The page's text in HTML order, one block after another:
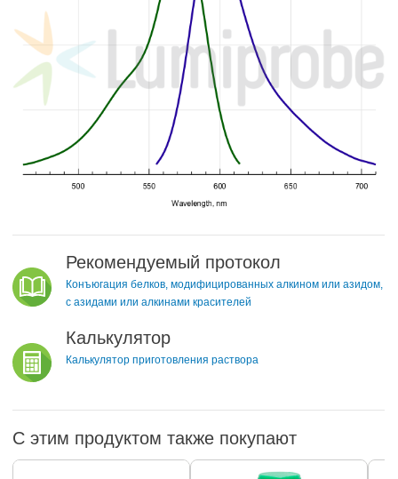
Рекомендуемый протокол
Конъюгация белков, модифицированных алкином или азидом,
с азидами или алкинами красителей
Калькулятор
Калькулятор приготовления раствора
С этим продуктом также покупают